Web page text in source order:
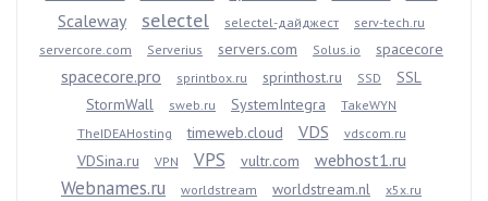
Scaleway selectel selectel-дайджест
serv-tech.ru
servercore.com
Serverius servers.com Solus.io spacecore
spacecore.pro sprintbox.ru sprinthost.ru SSD
SSL
StormWall
sweb.ru SystemIntegra
TakeWYN
TheIDEAHosting
timeweb.cloud VDS vdscom.ru
VDSina.ru VPN VPS vultr.com webhost1.ru
Webnames.ru worldstream worldstream.nl
x5x.ru